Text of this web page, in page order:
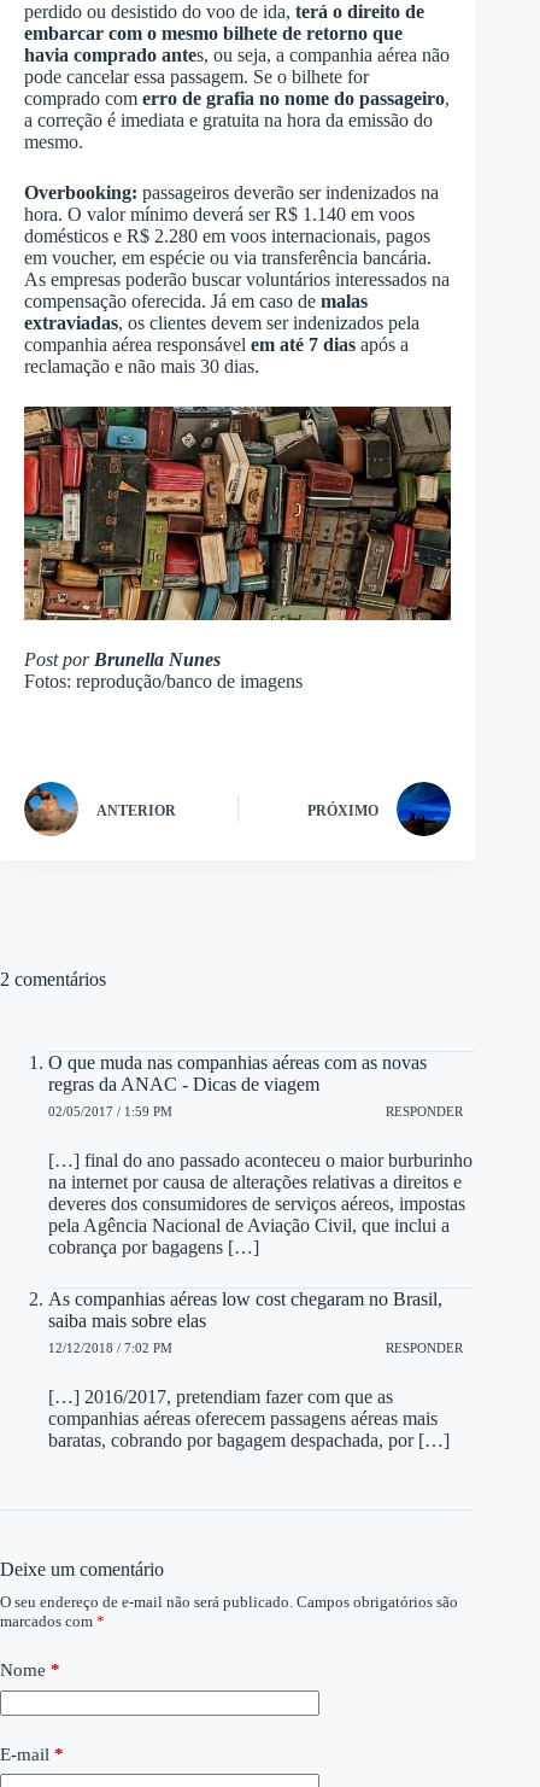
perdido ou desistido do voo de ida, terá o direito de
embarcar com o mesmo bilhete de retorno que
havia comprado antes, ou seja, a companhia aérea não
pode cancelar essa passagem. Se o bilhete for
comprado com erro de grafia no nome do passageiro,
a correção é imediata e gratuita na hora da emissão do
mesmo.
Overbooking: passageiros deverão ser indenizados na
hora. O valor mínimo deverá ser R$ 1.140 em voos
domésticos e R$ 2.280 em voos internacionais, pagos
em voucher, em espécie ou via transferência bancária.
As empresas poderão buscar voluntários interessados na
compensação oferecida. Já em caso de malas
extraviadas, os clientes devem ser indenizados pela
companhia aérea responsável em até 7 dias após a
reclamação e não mais 30 dias.
Post por Brunella Nunes
Fotos: reprodução/banco de imagens
ANTERIOR PRÓXIMO
2 comentários
O que muda nas companhias aéreas com as novas
regras da ANAC - Dicas de viagem
02/05/2017 / 1:59 PM RESPONDER
[…] final do ano passado aconteceu o maior burburinho
na internet por causa de alterações relativas a direitos e
deveres dos consumidores de serviços aéreos, impostas
pela Agência Nacional de Aviação Civil, que inclui a
cobrança por bagagens […]
As companhias aéreas low cost chegaram no Brasil,
saiba mais sobre elas
12/12/2018 / 7:02 PM RESPONDER
[…] 2016/2017, pretendiam fazer com que as
companhias aéreas oferecem passagens aéreas mais
baratas, cobrando por bagagem despachada, por […]
Deixe um comentário
O seu endereço de e-mail não será publicado. Campos obrigatórios são
marcados com *
Nome *
E-mail *